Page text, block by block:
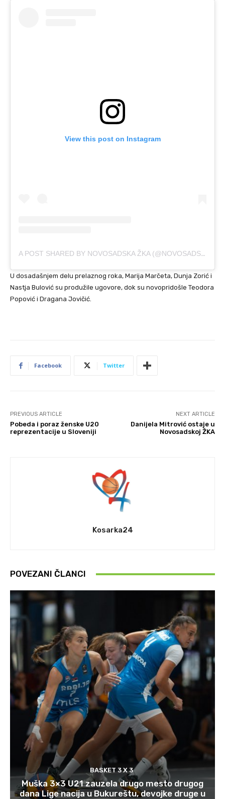
View this post on Instagram
A POST SHARED BY NOVOSADSKA ŽKA (@NOVOSADSKA_ZKA)
U dosadašnjem delu prelaznog roka, Marija Marčeta, Dunja Zorić i
Nastja Bulović su produžile ugovore, dok su novopridošle Teodora
Popović i Dragana Jovičić.
Facebook Twitter
PREVIOUS ARTICLE
Pobeda i poraz ženske U20
reprezentacije u Sloveniji
NEXT ARTICLE
Danijela Mitrović ostaje u
Novosadskoj ŽKA
Kosarka24
POVEZANI ČLANCI
BASKET 3 X 3
Muška 3×3 U21 zauzela drugo mesto drugog
dana Lige nacija u Bukureštu, devojke druge u